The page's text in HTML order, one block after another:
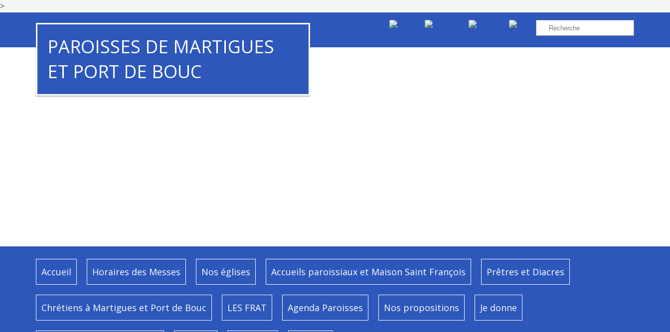
>
PAROISSES DE MARTIGUES
ET PORT DE BOUC
Accueil Horaires des Messes Nos églises Accueils paroissiaux et Maison Saint François Prêtres et Diacres
Chrétiens à Martigues et Port de Bouc LES FRAT Agenda Paroisses Nos propositions Je donne